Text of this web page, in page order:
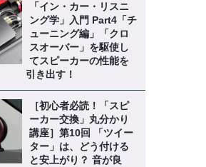
「イン・カー・リスニ
ング学」入門 Part4「チ
ューニング編」「クロ
スオーバー」を駆使し
てスピーカーの性能を
引き出す！
［初心者必読！「スピ
ーカー交換」丸分かり
講座］第10回 「ツイー
ター」は、どう付ける
と安上がり？ 音が良